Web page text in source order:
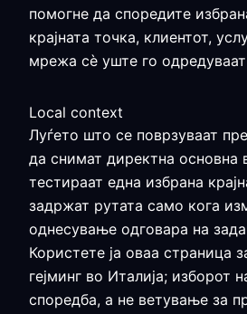
помогне да споредите
крајната точка, клиентот,
мрежа сè уште го одредуваат
Local context
Луѓето што се поврзуваат
да снимат директна основна
тестираат една избрана
задржат рутата само кога
однесување одговара на
Користете ја оваа страница
гејминг во Италија; изборот
споредба, а не ветување за